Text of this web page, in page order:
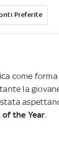
Preferite
come
la
the Year